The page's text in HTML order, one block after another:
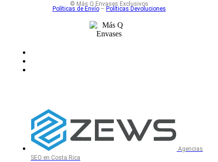
© Más Q Envases Exclusivos
Políticas de Envío– Políticas Devoluciones
Agencias
SEO en Costa Rica